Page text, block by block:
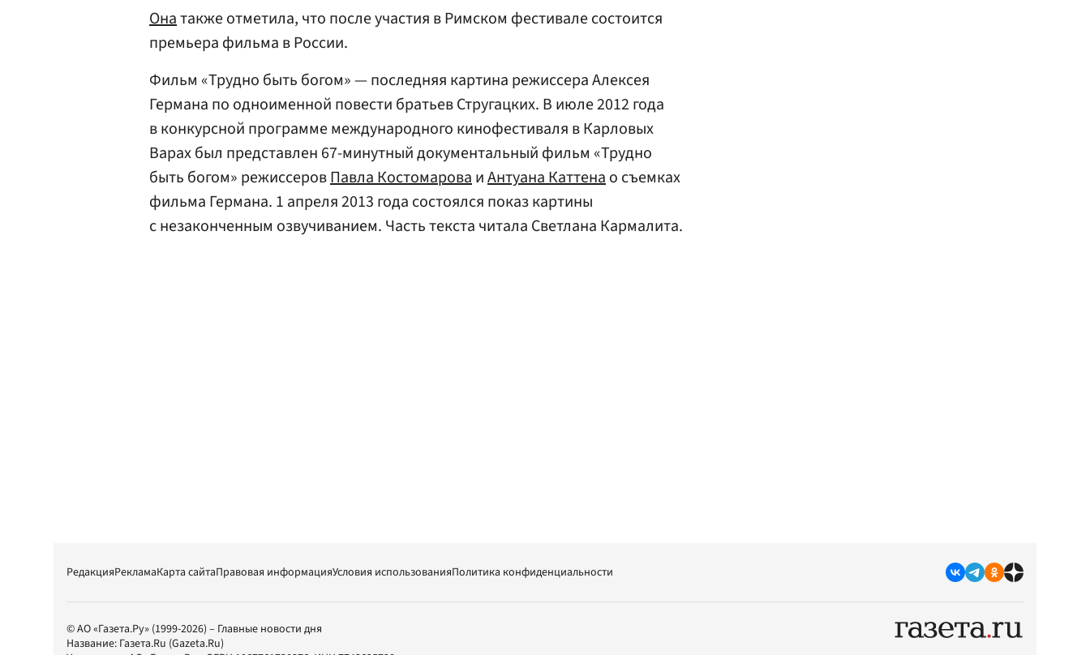
Онатакже отметила, что после участия в Римском фестивале состоится
премьера фильма в России.
Фильм «Трудно быть богом» — последняя картина режиссера Алексея
Германа по одноименной повести братьев Стругацких. В июле 2012 года
в конкурсной программе международного кинофестиваля в Карловых
Варах был представлен 67-минутный документальный фильм «Трудно
быть богом» режиссеровПавла КостомароваиАнтуана Каттенао съемках
фильма Германа. 1 апреля 2013 года состоялся показ картины
с незаконченным озвучиванием. Часть текста читала Светлана Кармалита.
РедакцияРекламаКарта сайтаПравовая информацияУсловия использованияПолитика конфиденциальности
© АО «Газета.Ру» (1999-2026) – Главные новости дня
Название: Газета.Ru (Gazeta.Ru)